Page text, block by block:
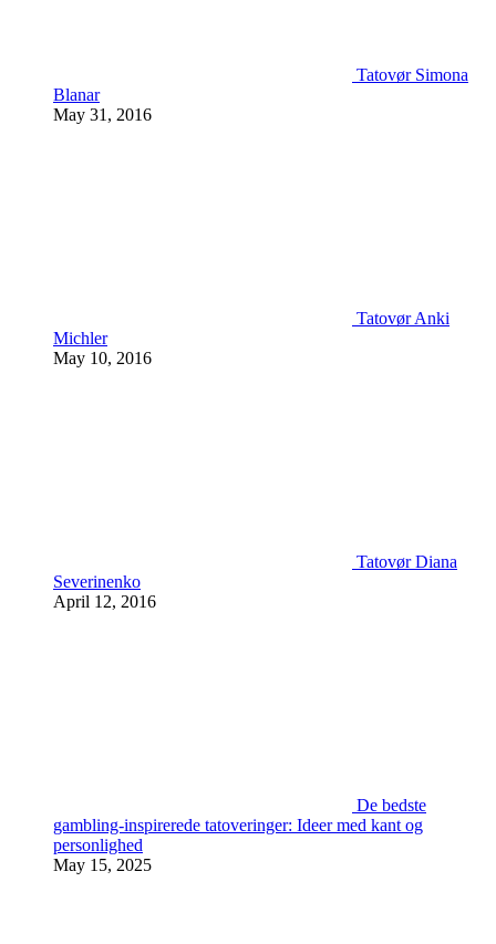
Tatovør Simona
Blanar
May 31, 2016
Tatovør Anki
Michler
May 10, 2016
Tatovør Diana
Severinenko
April 12, 2016
De bedste
gambling-inspirerede tatoveringer: Ideer med kant og
personlighed
May 15, 2025